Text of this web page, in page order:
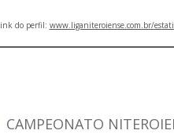
do perfil: www.liganiteroiense.com.br/